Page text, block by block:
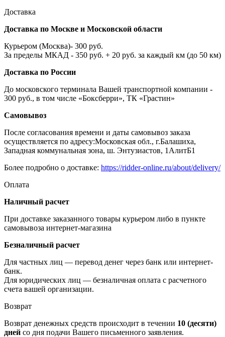
Доставка
Доставка по Москве и Московской области
Курьером (Москва)- 300 руб.
За пределы МКАД - 350 руб. + 20 руб. за каждый км (до 50 км)
Доставка по России
До московского терминала Вашей транспортной компании -
300 руб., в том числе «Боксберри», ТК «Грастин»
Самовывоз
После согласования времени и даты самовывоз заказа
осуществляется по адресу:Московская обл., г.Балашиха,
Западная коммунальная зона, ш. Энтузиастов, 1АлитБ1
Более подробно о доставке: https://ridder-online.ru/about/delivery/
Оплата
Наличный расчет
При доставке заказанного товары курьером либо в пункте
самовывоза интернет-магазина
Безналичный расчет
Для частных лиц — перевод денег через банк или интернет-
банк.
Для юридических лиц — безналичная оплата с расчетного
счета вашей организации.
Возврат
Возврат денежных средств происходит в течении 10 (десяти)
дней со дня подачи Вашего письменного заявления.